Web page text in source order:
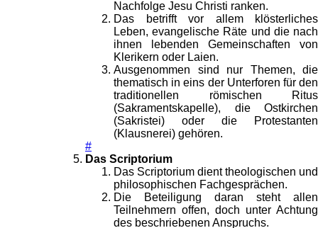
Nachfolge Jesu Christi ranken.
Das betrifft vor allem klösterliches
Leben, evangelische Räte und die nach
ihnen lebenden Gemeinschaften von
Klerikern oder Laien.
Ausgenommen sind nur Themen, die
thematisch in eins der Unterforen für den
traditionellen römischen Ritus
(Sakramentskapelle), die Ostkirchen
(Sakristei) oder die Protestanten
(Klausnerei) gehören.
#
Das Scriptorium
Das Scriptorium dient theologischen und
philosophischen Fachgesprächen.
Die Beteiligung daran steht allen
Teilnehmern offen, doch unter Achtung
des beschriebenen Anspruchs.